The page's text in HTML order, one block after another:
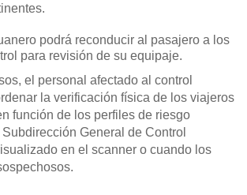
podrá reconducir al pasajero a los
para revisión de su equipaje.
el personal afectado al control
la verificación física de los viajeros
función de los perfiles de riesgo
General de Control
en el scanner o cuando los